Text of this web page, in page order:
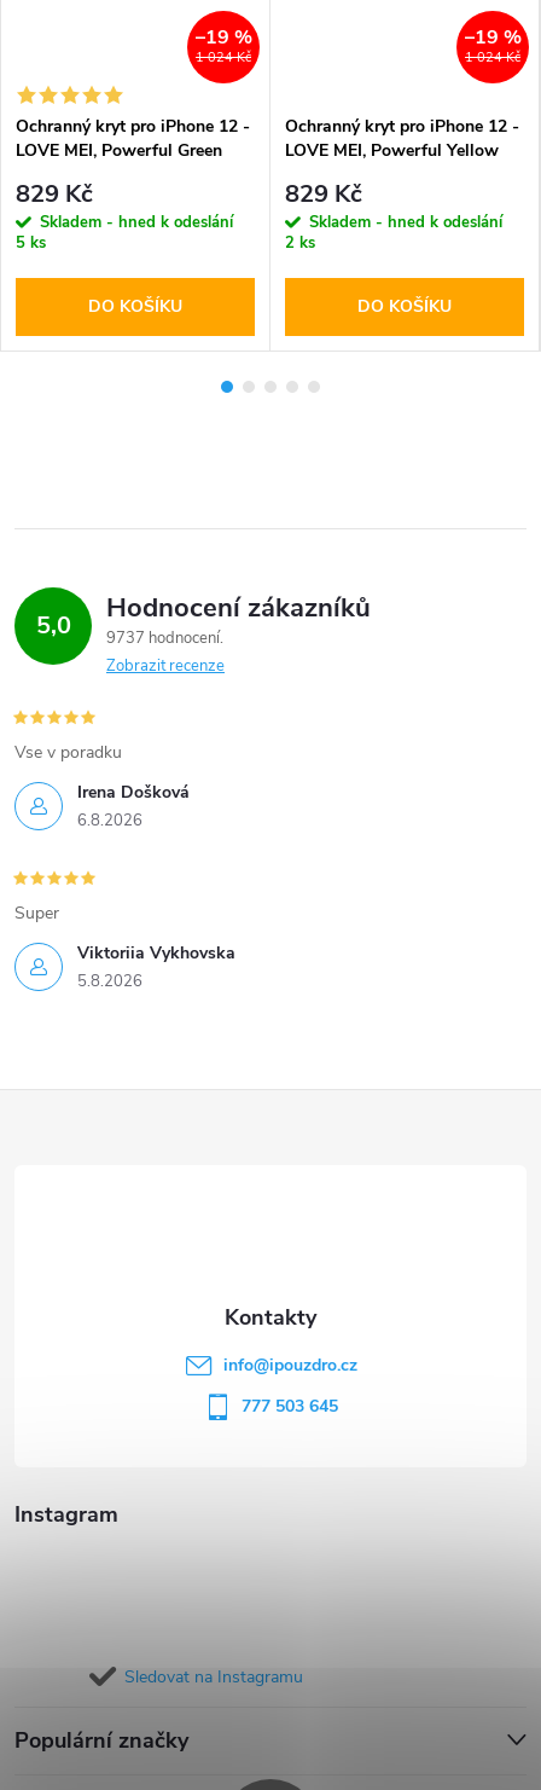
1 024 Kč
–19 %
Ochranný kryt pro iPhone 12 -
LOVE MEI, Powerful Green
829 Kč
Skladem - hned k odeslání
5 ks
DO KOŠÍKU
1 024 Kč
–19 %
Ochranný kryt pro iPhone 12 -
LOVE MEI, Powerful Yellow
829 Kč
Skladem - hned k odeslání
2 ks
DO KOŠÍKU
5,0 Hodnocení zákazníků
9737 hodnocení
Zobrazit recenze
Irena Došková
6.8.2026
Vse v poradku
Viktoriia Vykhovska
5.8.2026
Super
Instagram
Sledovat na Instagramu
Populární značky
info@ipouzdro.cz
777 503 645